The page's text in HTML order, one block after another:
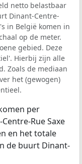
netto belastbaar
Dinant-Centre-
in België komen in
op de meter.
gebied. Deze
Hierbij zijn alle
Zoals de mediaan
het (gewogen)
per
Rue Saxe
en het totale
de buurt Dinant-